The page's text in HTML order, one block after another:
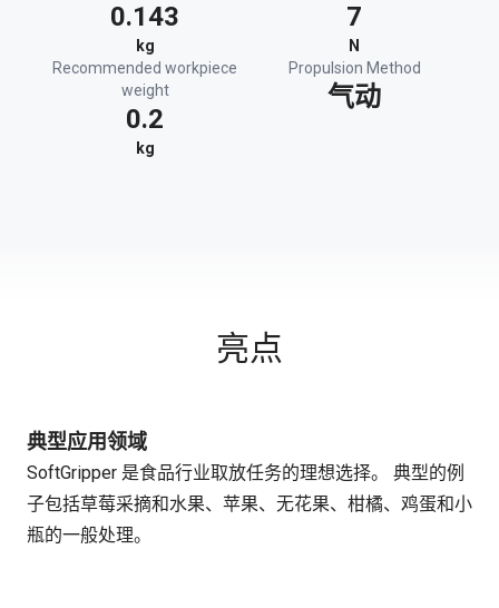
0.143
kg
7
N
Recommended workpiece
weight
0.2
kg
Propulsion Method
气动
亮点
典型应用领域
SoftGripper 是食品行业取放任务的理想选择。 典型的例
子包括草莓采摘和水果、苹果、无花果、柑橘、鸡蛋和小
瓶的一般处理。